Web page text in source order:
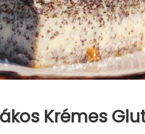
Krémes